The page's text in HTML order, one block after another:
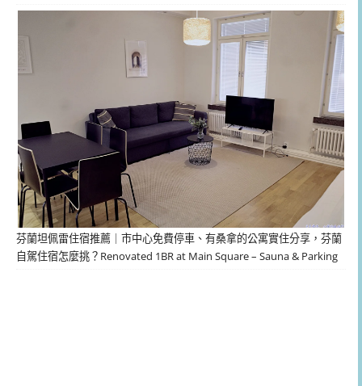
芬蘭坦佩雷住宿推薦｜市中心免費停車、有桑拿的公寓實住分享，芬蘭
自駕住宿怎麼挑？Renovated 1BR at Main Square – Sauna & Parking